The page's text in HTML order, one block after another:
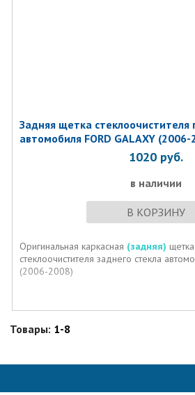
Задняя щетка стеклоочистителя
автомобиля FORD GALAXY
1020 руб.
в наличии
В КОРЗИНУ
Оригинальная каркасная (задняя)
стеклоочистителя заднего стекла
(2006-2008)
Товары: 1-8